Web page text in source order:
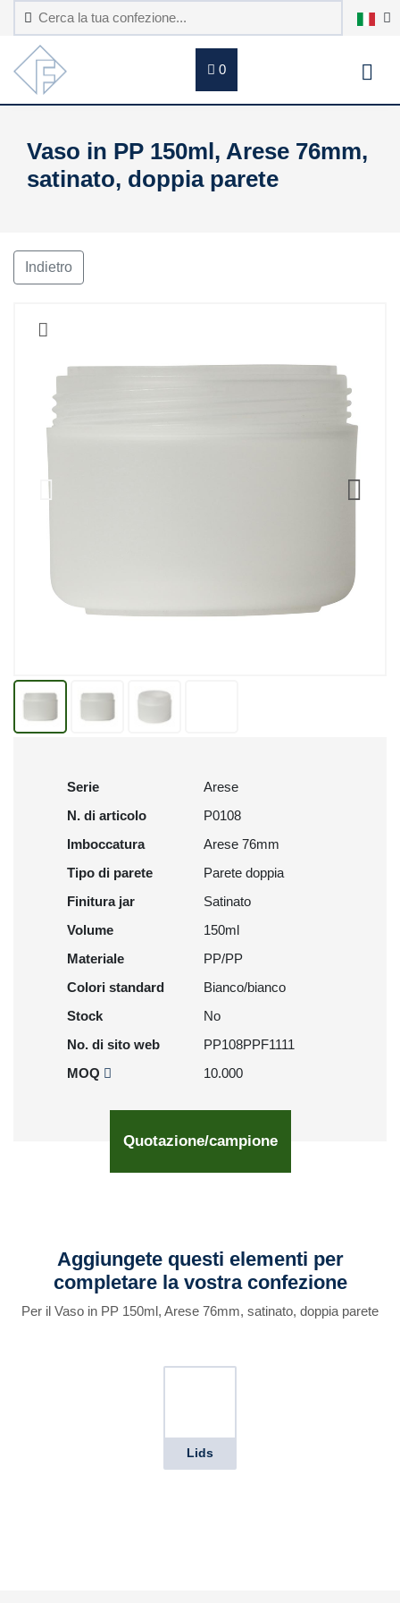
0
Vaso in PP 150ml, Arese 76mm,
satinato, doppia parete
Indietro
Serie
Arese
N. di articolo
P0108
Imboccatura
Arese 76mm
Tipo di parete
Parete doppia
Finitura jar
Satinato
Volume
150ml
Materiale
PP/PP
Colori standard
Bianco/bianco
Stock
No
No. di sito web
PP108PPF1111
MOQ
10.000
Quotazione/campione
Aggiungete questi elementi per
completare la vostra confezione
Per il Vaso in PP 150ml, Arese 76mm, satinato, doppia parete
Lids